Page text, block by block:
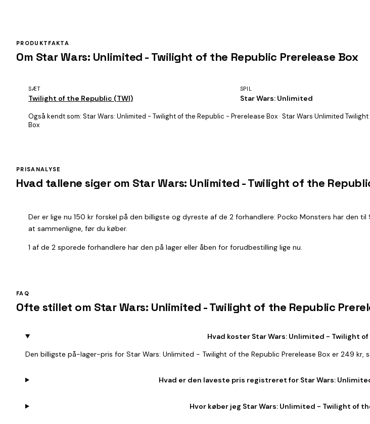
PRODUKTFAKTA
Om Star Wars: Unlimited - Twilight of the Republic Prerelease Box
SÆT
Twilight of the Republic (TWI)
SPIL
Star Wars: Unlimited
Også kendt som: Star Wars: Unlimited - Twilight of the Republic - Prerelease Box · Star Wars Unlimited
Box
PRISANALYSE
Hvad tallene siger om Star Wars: Unlimited - Twilight of the
Der er lige nu 150 kr forskel på den billigste og dyreste af de 2 forhandlere: Pocko Monsters har den
at sammenligne, før du køber.
1 af de 2 sporede forhandlere har den på lager eller åben for forudbestilling lige nu.
FAQ
Ofte stillet om Star Wars: Unlimited - Twilight of the Republic
Hvad koster Star Wars: Unlimited - Twilight
Den billigste på-lager-pris for Star Wars: Unlimited - Twilight of the Republic Prerelease Box er 249
Hvad er den laveste pris registreret for Star Wars:
Hvor køber jeg Star Wars: Unlimited - Twilight of